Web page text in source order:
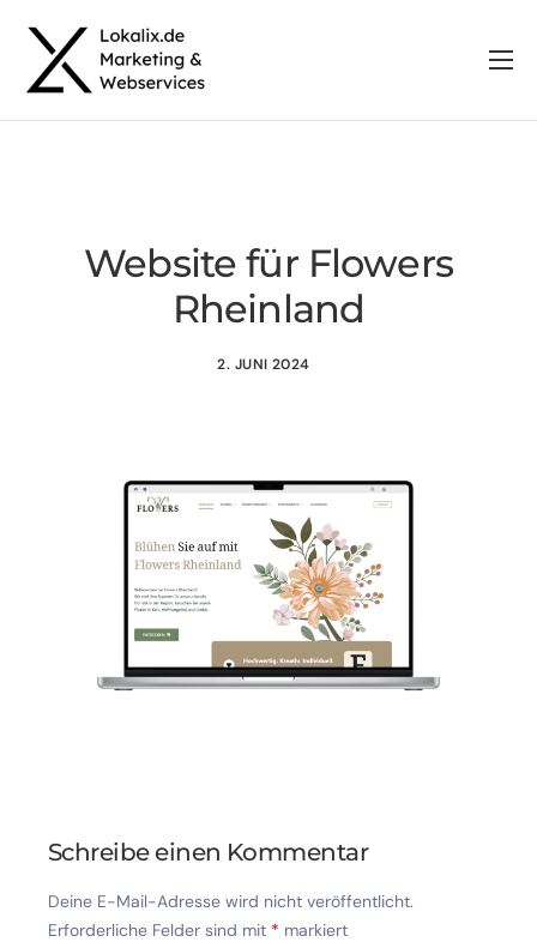
Leistungen
Über unsWebsite für Flowers
Rheinland
2. JUNI 2024
Schreibe einen Kommentar
Deine E-Mail-Adresse wird nicht veröffentlicht.
Erforderliche Felder sind mit * markiert